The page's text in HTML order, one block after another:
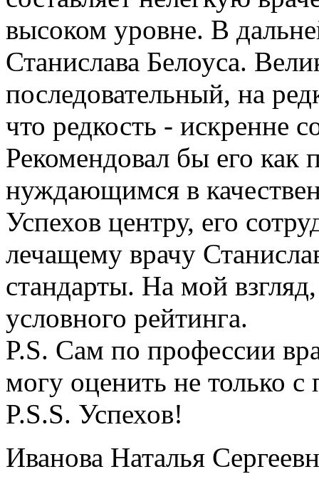
высоком уровне. В
Станислава Белоуса.
последовательный, на
что редкость - искренне
Рекомендовал бы его как
нуждающимся в
Успехов центру, его
лечащему врачу
стандарты. На мой
условного рейтинга.
P.S. Сам по профессии
могу оценить не только с
P.S.S. Успехов!
Иванова Наталья